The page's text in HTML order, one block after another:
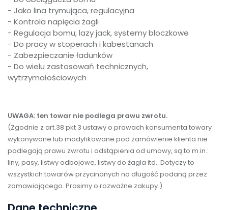
- Jako lina trymująca, regulacyjna
- Kontrola napięcia żagli
- Regulacja bomu, lazy jack, systemy bloczkowe
- Do pracy w stoperach i kabestanach
- Zabezpieczanie ładunków
- Do wielu zastosowań technicznych,
wytrzymałościowych
UWAGA: ten towar nie podlega prawu zwrotu.
(Zgodnie z art.38 pkt 3 ustawy o prawach konsumenta towary
wykonywane lub modyfikowane pod zamówienie klienta nie
podlegają prawu zwrotu i odstąpienia od umowy, są to m.in.:
liny, pasy, listwy odbojowe, listwy do żagla itd.. Dotyczy to
wszystkich towarów przycinanych na długość podaną przez
zamawiającego. Prosimy o rozważne zakupy.)